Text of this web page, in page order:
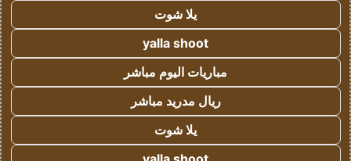
يلا شوت
yalla shoot
مباريات اليوم مباشر
ريال مدريد مباشر
يلا شوت